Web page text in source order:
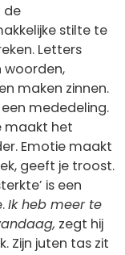
de
stilte te
Letters
woorden,
maken zinnen.
een mededeling.
maakt het
Emotie maakt
geeft je troost.
is een
Ik heb meer te
zegt hij
Zijn juten tas zit